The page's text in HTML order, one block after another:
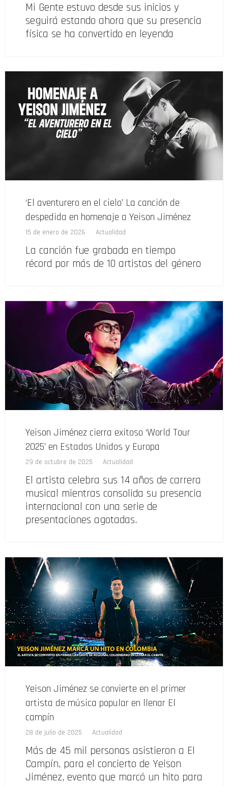
Mi Gente estuvo desde sus inicios y
seguirá estando ahora que su presencia
física se ha convertido en leyenda
‘El aventurero en el cielo’ La canción de
despedida en homenaje a Yeison Jiménez
15 de enero de 2026 Actualidad
La canción fue grabada en tiempo
récord por más de 10 artistas del género
Yeison Jiménez cierra exitoso ‘World Tour
2025’ en Estados Unidos y Europa
29 de octubre de 2025 Actualidad
El artista celebra sus 14 años de carrera
musical mientras consolida su presencia
internacional con una serie de
presentaciones agotadas.
Yeison Jiménez se convierte en el primer
artista de música popular en llenar El
campín
28 de julio de 2025 Actualidad
Más de 45 mil personas asistieron a El
Campín, para el concierto de Yeison
Jiménez, evento que marcó un hito para